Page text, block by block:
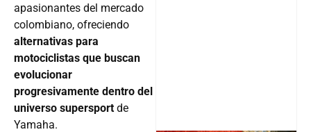
apasionantes del mercado
colombiano, ofreciendo
alternativas para
motociclistas que buscan
evolucionar
progresivamente dentro del
universo supersport de
Yamaha.